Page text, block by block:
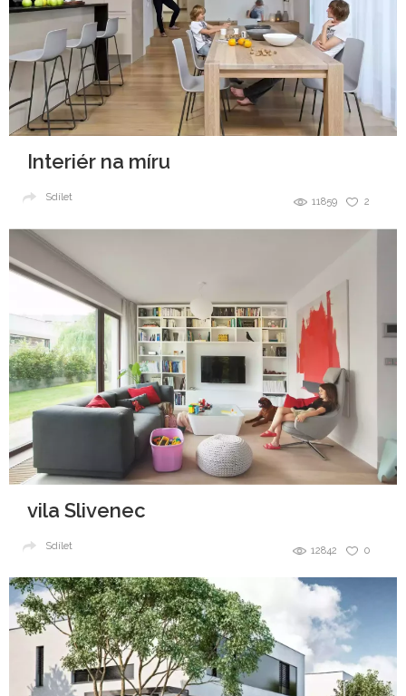
Interiér na míru
2
11859
Sdílet
vila Slivenec
0
12842
Sdílet